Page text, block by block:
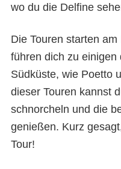
wo du die Delfine
Die Touren starten
führen dich zu
Südküste, wie Poetto
dieser Touren kannst
schnorcheln und die
genießen. Kurz
Tour!